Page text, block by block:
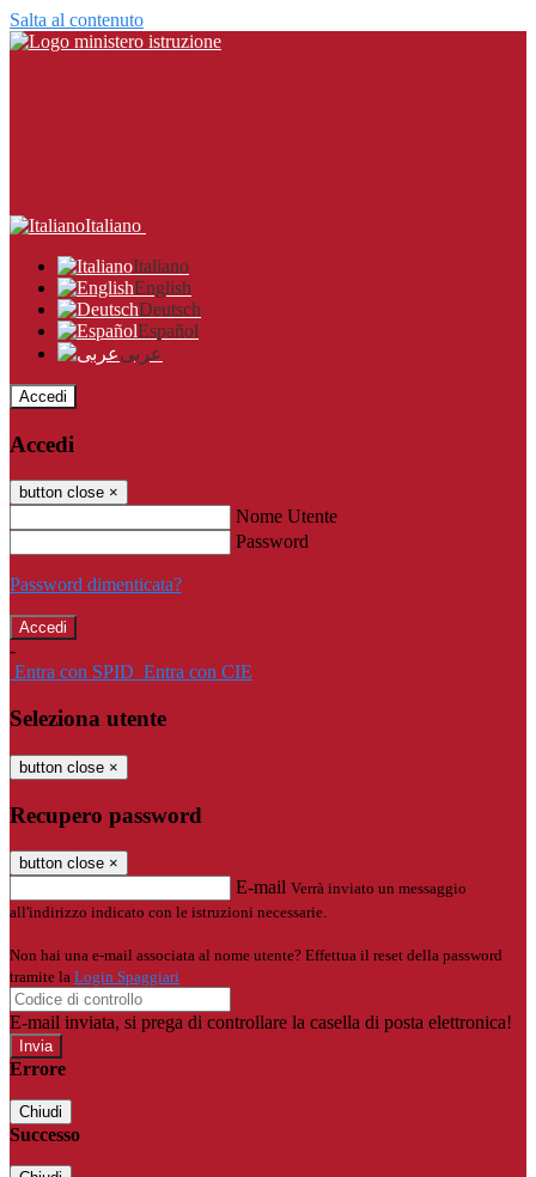
Salta al contenuto
Italiano
Italiano
English
Deutsch
Español
عربى
Accedi
Accedi
button close ×
Nome Utente
Password
Password dimenticata?
-
Entra con SPID Entra con CIE
Seleziona utente
button close ×
Recupero password
button close ×
E-mail Verrà inviato un messaggio
all'indirizzo indicato con le istruzioni necessarie.
Non hai una e-mail associata al nome utente? Effettua il reset della password
tramite la Login Spaggiari
E-mail inviata, si prega di controllare la casella di posta elettronica!
Errore
Chiudi
Successo